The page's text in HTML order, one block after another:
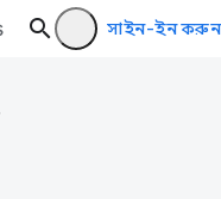
সাইন-ইন করুন